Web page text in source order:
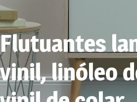
Flutuantes
vinil, linóleo